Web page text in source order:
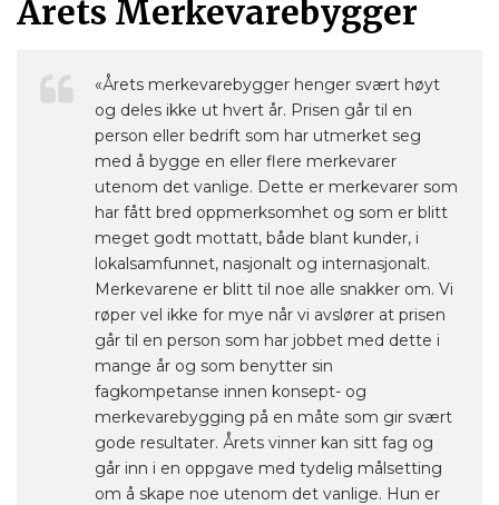
Årets Merkevarebygger
«Årets merkevarebygger henger svært høyt
og deles ikke ut hvert år. Prisen går til en
person eller bedrift som har utmerket seg
med å bygge en eller flere merkevarer
utenom det vanlige. Dette er merkevarer som
har fått bred oppmerksomhet og som er blitt
meget godt mottatt, både blant kunder, i
lokalsamfunnet, nasjonalt og internasjonalt.
Merkevarene er blitt til noe alle snakker om. Vi
røper vel ikke for mye når vi avslører at prisen
går til en person som har jobbet med dette i
mange år og som benytter sin
fagkompetanse innen konsept- og
merkevarebygging på en måte som gir svært
gode resultater. Årets vinner kan sitt fag og
går inn i en oppgave med tydelig målsetting
om å skape noe utenom det vanlige. Hun er